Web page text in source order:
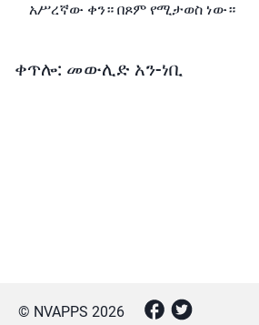
አሥረኛው ቀን። በጾም የሚታወስ ነው።
ቀጥሎ: መውሊድ አን-ነቢ
© NVAPPS 2026